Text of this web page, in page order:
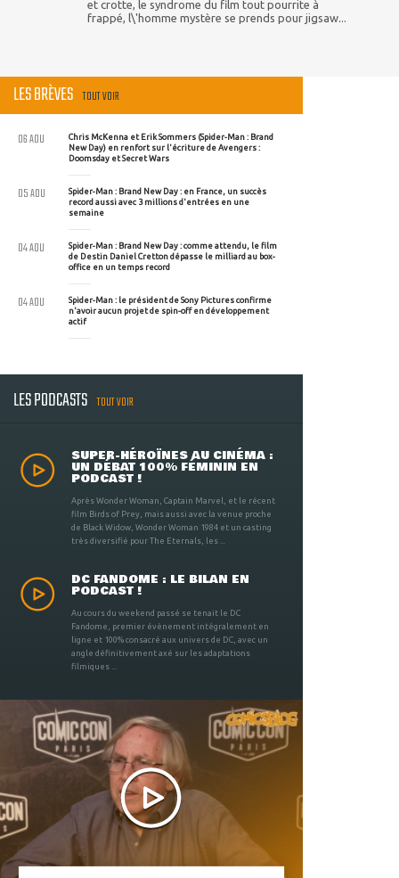
et crotte, le syndrome du film tout pourrite à
frappé, l\'homme mystère se prends pour jigsaw...
LES BRÈVES TOUT VOIR
Chris McKenna et Erik Sommers (Spider-Man : Brand
New Day) en renfort sur l'écriture de Avengers :
Doomsday et Secret Wars
06 AOU
Spider-Man : Brand New Day : en France, un succès
record aussi avec 3 millions d'entrées en une
semaine
05 AOU
Spider-Man : Brand New Day : comme attendu, le film
de Destin Daniel Cretton dépasse le milliard au box-
office en un temps record
04 AOU
Spider-Man : le président de Sony Pictures confirme
n'avoir aucun projet de spin-off en développement
actif
04 AOU
LES PODCASTS TOUT VOIR
SUPER-HÉROÏNES AU CINÉMA :
UN DÉBAT 100% FÉMININ EN
PODCAST !
Après Wonder Woman, Captain Marvel, et le récent
film Birds of Prey, mais aussi avec la venue proche
de Black Widow, Wonder Woman 1984 et un casting
très diversifié pour The Eternals, les ...
DC FANDOME : LE BILAN EN
PODCAST !
Au cours du weekend passé se tenait le DC
Fandome, premier évènement intégralement en
ligne et 100% consacré aux univers de DC, avec un
angle définitivement axé sur les adaptations
filmiques ...